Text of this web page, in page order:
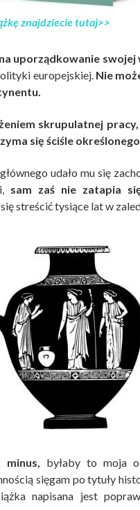
znajdziecie tutaj>>
uporządkowanie swojej
europejskiej. Nie
skrupulatnej pracy,
się ściśle
udało mu się
sam zaś nie zatapia
streścić tysiące lat w
minus, byłaby to moja
sięgam po tytuły
napisana jest